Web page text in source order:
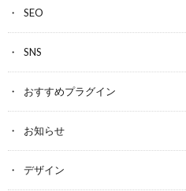
SEO
SNS
おすすめプラグイン
お知らせ
デザイン